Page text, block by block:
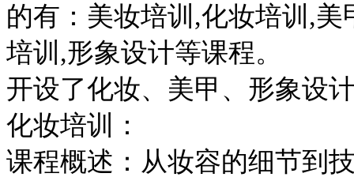
的有：美妆培训,化妆培训,
培训,形象设计等课程。
开设了化妆、美甲、形象设
化妆培训：
课程概述：从妆容的细节到